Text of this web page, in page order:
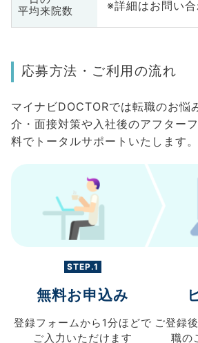
平均来院数
※詳細はお問い
応募方法・ご利用の流れ
マイナビDOCTORでは転職のお悩
介・面接対策や入社後のアフター
料でトータルサポートいたします。
STEP.1
無料お申込み
登録フォームから 1分ほどで
ご入力 いただけます
ご登録後
職の